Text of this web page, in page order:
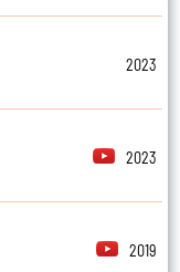
2023
2023
2019